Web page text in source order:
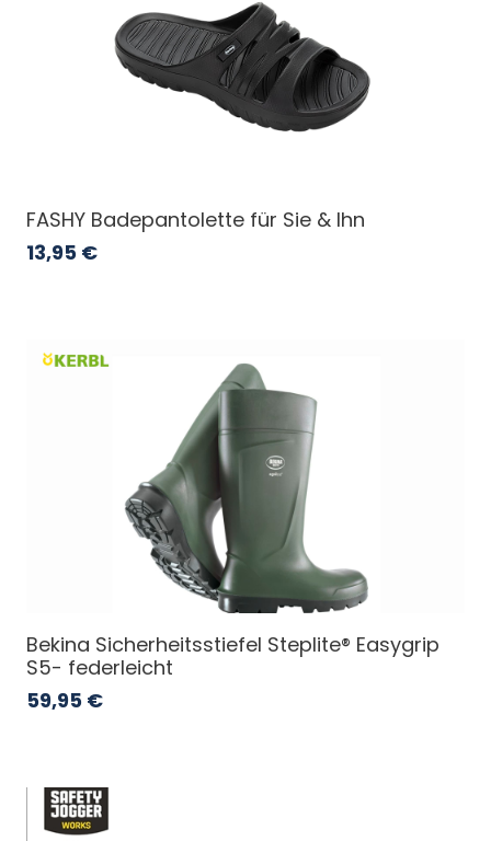
FASHY Badepantolette für Sie & Ihn
13,95 €
Bekina Sicherheitsstiefel Steplite® Easygrip
S5- federleicht
59,95 €